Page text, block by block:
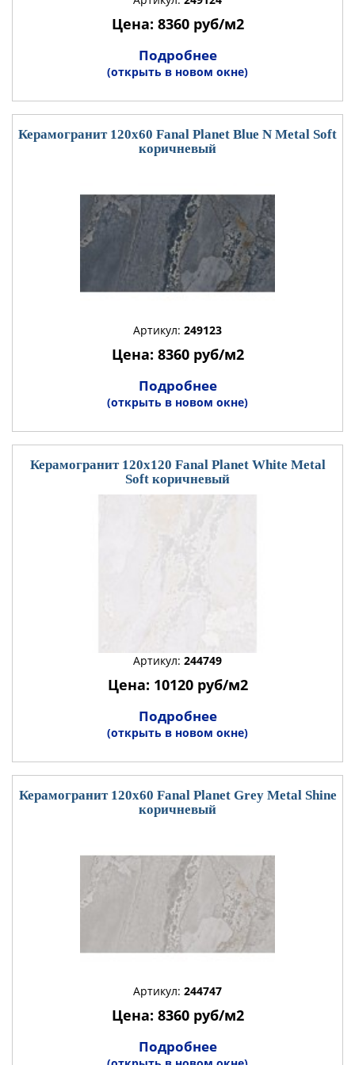
Цена: 8360 руб/м2
Подробнее
(открыть в новом окне)
Керамогранит 120x60 Fanal Planet Blue N Metal Soft
коричневый
Артикул: 249123
Цена: 8360 руб/м2
Подробнее
(открыть в новом окне)
Керамогранит 120x120 Fanal Planet White Metal
Soft коричневый
Артикул: 244749
Цена: 10120 руб/м2
Подробнее
(открыть в новом окне)
Керамогранит 120x60 Fanal Planet Grey Metal Shine
коричневый
Артикул: 244747
Цена: 8360 руб/м2
Подробнее